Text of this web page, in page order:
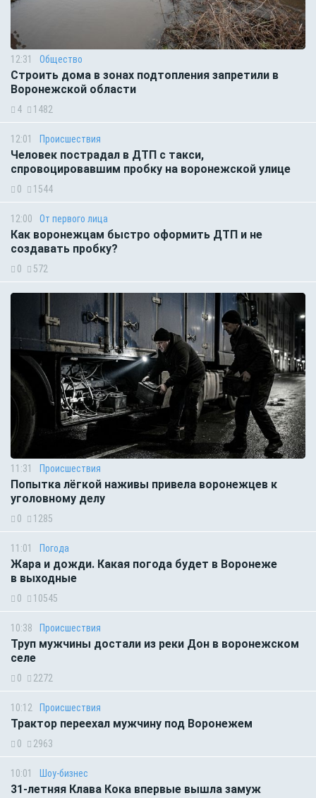
12:31 Общество
Строить дома в зонах подтопления запретили в
Воронежской области
4 1482
12:01 Происшествия
Человек пострадал в ДТП с такси,
спровоцировавшим пробку на воронежской улице
0 1544
12:00 От первого лица
Как воронежцам быстро оформить ДТП и не
создавать пробку?
0 572
11:31 Происшествия
Попытка лёгкой наживы привела воронежцев к
уголовному делу
0 1285
11:01 Погода
Жара и дожди. Какая погода будет в Воронеже
в выходные
0 10545
10:38 Происшествия
Труп мужчины достали из реки Дон в воронежском
селе
0 2272
10:12 Происшествия
Трактор переехал мужчину под Воронежем
0 2963
10:01 Шоу-бизнес
31-летняя Клава Кока впервые вышла замуж